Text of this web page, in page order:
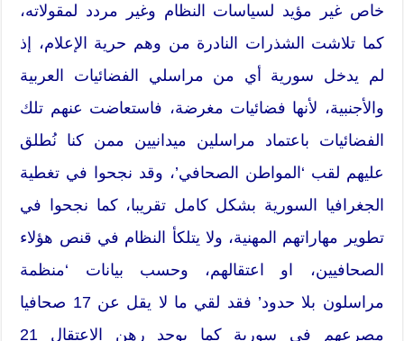
خاص غير مؤيد لسياسات النظام وغير مردد لمقولاته،
كما تلاشت الشذرات النادرة من وهم حرية الإعلام، إذ
لم يدخل سورية أي من مراسلي الفضائيات العربية
والأجنبية، لأنها فضائيات مغرضة، فاستعاضت عنهم تلك
الفضائيات باعتماد مراسلين ميدانيين ممن كنا نُطلق
عليهم لقب ‘المواطن الصحافي’، وقد نجحوا في تغطية
الجغرافيا السورية بشكل كامل تقريبا، كما نجحوا في
تطوير مهاراتهم المهنية، ولا يتلكأ النظام في قنص هؤلاء
الصحافيين، او اعتقالهم، وحسب بيانات ‘منظمة
مراسلون بلا حدود’ فقد لقي ما لا يقل عن 17 صحافيا
مصرعهم في سورية كما يوجد رهن الاعتقال 21